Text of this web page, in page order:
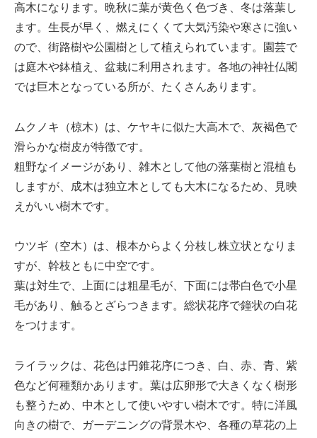
高木になります。晩秋に葉が黄色く色づき、冬は落葉し
ます。生長が早く、燃えにくくて大気汚染や寒さに強い
ので、街路樹や公園樹として植えられています。園芸で
は庭木や鉢植え、盆栽に利用されます。各地の神社仏閣
では巨木となっている所が、たくさんあります。
ムクノキ（椋木）は、ケヤキに似た大高木で、灰褐色で
滑らかな樹皮が特徴です。
粗野なイメージがあり、雑木として他の落葉樹と混植も
しますが、成木は独立木としても大木になるため、見映
えがいい樹木です。
ウツギ（空木）は、根本からよく分枝し株立状となりま
すが、幹枝ともに中空です。
葉は対生で、上面には粗星毛が、下面には帯白色で小星
毛があり、触るとざらつきます。総状花序で鐘状の白花
をつけます。
ライラックは、花色は円錐花序につき、白、赤、青、紫
色など何種類かあります。葉は広卵形で大きくなく樹形
も整うため、中木として使いやすい樹木です。特に洋風
向きの樹で、ガーデニングの背景木や、各種の草花の上